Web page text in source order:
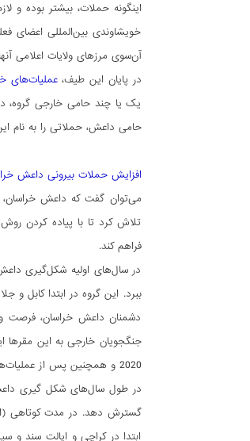
اینگونه حملات، بیشتر بوده و
خویشاوندی بین‌المللی اعضای
آن‌سوی مرزهای ولایات اعلامی
در پایان این طیف،عملیات‌های
یک یا چند حامی خارجی گروه،
حامی داعش، حملاتی را به نام
افزایش حملات بیرونی داعش
تلاش کرد تا با پیاده کردن
فراهم کند.
در سال‌های اولیه شکل‌گیری
ببرد. این گروه در ابتدا کابل
دشمنان داعش خراسان، فرصت
جنگجویان خارجی به این مقرها
2020 و همچنین پس از عملیات‌های سرکوبگرانۀ طالبان بر ضد نیروهای وابسته به داعش خراسان و حامیان آن در ننگرهار در اواخر سال 2021.
در طول سال‌های شکل گیری داعش
ابتدا در کراچی و ایالت سند و